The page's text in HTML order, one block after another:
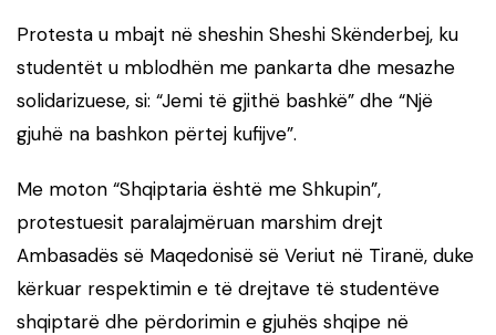
Protesta u mbajt në sheshin Sheshi Skënderbej, ku
studentët u mblodhën me pankarta dhe mesazhe
solidarizuese, si: “Jemi të gjithë bashkë” dhe “Një
gjuhë na bashkon përtej kufijve”.
Me moton “Shqiptaria është me Shkupin”,
protestuesit paralajmëruan marshim drejt
Ambasadës së Maqedonisë së Veriut në Tiranë, duke
kërkuar respektimin e të drejtave të studentëve
shqiptarë dhe përdorimin e gjuhës shqipe në